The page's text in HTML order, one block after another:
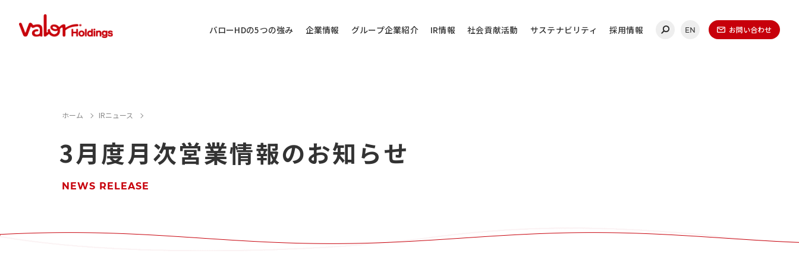
バローHDの5つの強み 企業情報 グループ企業紹介 IR情報 社会貢献活動 サステナビリティ 採用情報 EN お問い合わせ
IR情報に関するお問い合わせ
店舗用地・テナント・催事に関するお問い合わせ
M&A案件に関するお問い合わせ
電話番号は御間違えの無いよう、再度ご確認ください。
ホーム IRニュース
3月度月次営業情報のお知らせ
NEWS RELEASE